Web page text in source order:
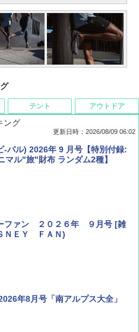
ング
更新日時：2026/08/09 06:02
-パル) 2026年 9 月号【特別付録:
マル"旅"財布 ランダム2種】
ファン ２０２６年 ９月号 [雑
ＮＥＹ ＦＡＮ)
年8月号「南アルプス大全」
テント アウトドア